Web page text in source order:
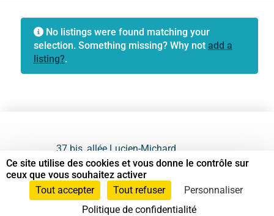
No listings were found matching your
selection. Something missing? Why not add a
listing?.
37 bis, allée Lucien-Michard
93190 Livry-Gargan
06 61 87 28 09
Ce site utilise des cookies et vous donne le contrôle sur
ceux que vous souhaitez activer
Tout accepter
Tout refuser
Personnaliser
Politique de confidentialité